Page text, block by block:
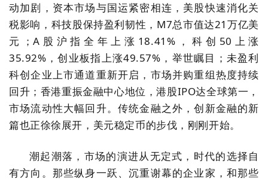
动加剧，资本市场与国运紧密相连，美股快速消化关
税影响，科技股保持盈利韧性， M7总市值达21万亿美
元；A 股沪指全年上涨 18.41% ，科创 50 上涨
35.92% ，创业板指上涨49.57% ，举世瞩目；未盈利
科创企业上市通道重新开启，市场并购重组热度持续
回升；香港重振金融中心地位，港股IPO达全球第一，
市场流动性大幅回升。传统金融之外，创新金融的新
篇也正徐徐展开，美元稳定币的步伐，刚刚开始。
潮起潮落，市场的演进从无定式，时代的选择自
有方向。那些纵身一跃、沉重谢幕的企业家，和那些